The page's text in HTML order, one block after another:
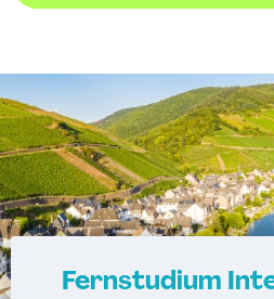
Fernstudium